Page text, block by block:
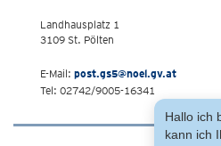
Landhausplatz 1
3109 St. Pölten
E-Mail: post.gs5@noel.gv.at
Tel: 02742/9005-16341
Hallo ich
kann ich